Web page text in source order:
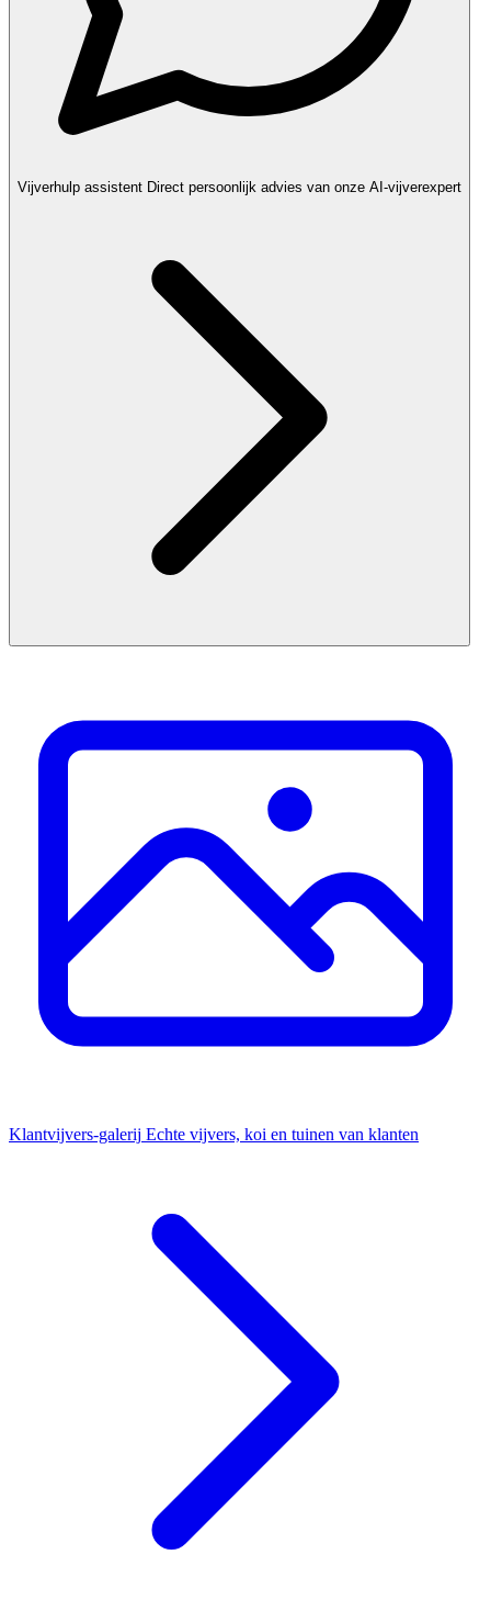
Vijverhulp assistent Direct persoonlijk advies van onze AI-vijverexpert
Klantvijvers-galerij Echte vijvers, koi en tuinen van klanten